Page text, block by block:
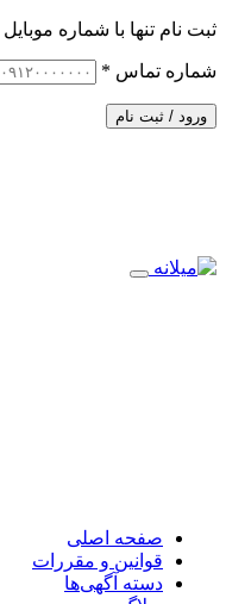
ثبت نام تنها با شماره
شماره تماس *
ورود / ثبت نام
صفحه اصلی
قوانین و مقررات
دسته آگهی‌ها